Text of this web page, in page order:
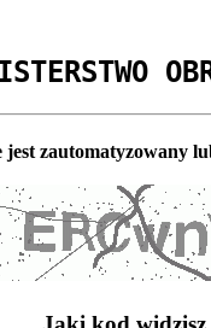
zautomatyzowany